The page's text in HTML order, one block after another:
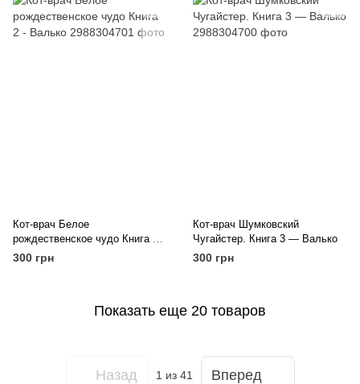
Кот-врач Белое
рождественское чудо Книга 2 -
Валько
300 грн
Кот-врач Шумковский
Чугайстер. Книга 3 — Валько
300 грн
Показать еще 20 товаров
Назад 1 из 41 Вперед